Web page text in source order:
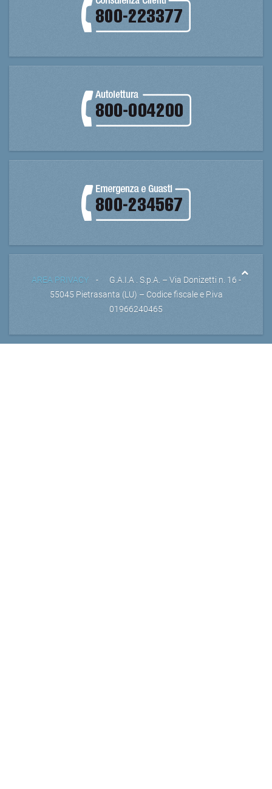
AREA PRIVACY- G.A.I.A . S.p.A. – Via Donizetti n. 16 -
55045 Pietrasanta (LU) – Codice fiscale e P.iva
01966240465